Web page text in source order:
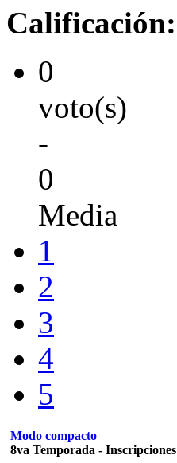
Calificación:
0
voto(s)
-
0
Media
1
2
3
4
5
Modo compacto
8va Temporada - Inscripciones